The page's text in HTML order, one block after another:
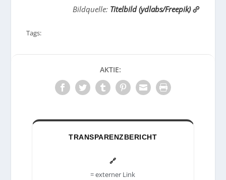
Bildquelle: Titelbild (ydlabs/Freepik)
Tags:
AKTIE:
TRANSPARENZBERICHT
🔗
= externer Link